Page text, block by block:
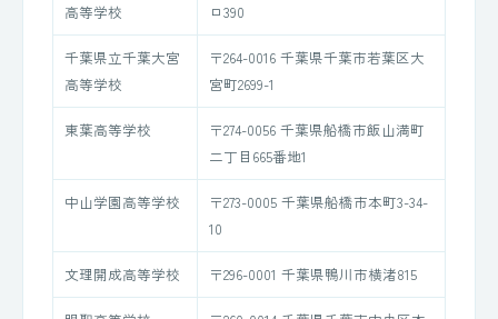
高等学校
ロ390
千葉県立千葉大宮
高等学校
〒264-0016 千葉県千葉市若葉区大
宮町2699-1
東葉高等学校
〒274-0056 千葉県船橋市飯山満町
二丁目665番地1
中山学園高等学校
〒273-0005 千葉県船橋市本町3-34-
10
文理開成高等学校 〒296-0001 千葉県鴨川市横渚815